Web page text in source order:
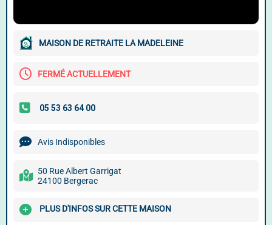
MAISON DE RETRAITE LA MADELEINE
FERMÉ ACTUELLEMENT
Avis Indisponibles
50 Rue Albert Garrigat
24100 Bergerac
PLUS D'INFOS SUR CETTE MAISON